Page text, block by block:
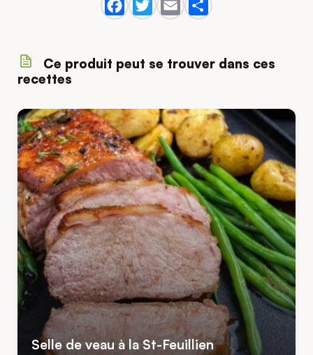
Ce produit peut se trouver dans ces
recettes
Selle de veau à la St-Feuillien